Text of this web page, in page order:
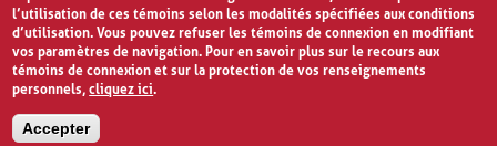
l’utilisation de ces témoins selon les modalités spécifiées aux conditions
d’utilisation. Vous pouvez refuser les témoins de connexion en modifiant
vos paramètres de navigation. Pour en savoir plus sur le recours aux
témoins de connexion et sur la protection de vos renseignements
personnels,cliquez ici.
Accepter